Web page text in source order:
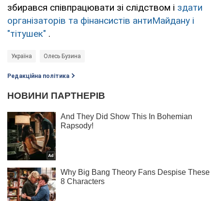
збирався співпрацювати зі слідством і здати
організаторів та фінансистів антиМайдану і
"тітушек" .
Україна Олесь Бузина
Редакційна політика